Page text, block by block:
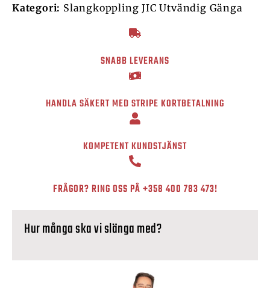
Kategori: Slangkoppling JIC Utvändig Gänga
SNABB LEVERANS
HANDLA SÄKERT MED STRIPE KORTBETALNING
KOMPETENT KUNDSTJÄNST
FRÅGOR? RING OSS PÅ+358 400 783 473!
Hur många ska vi slänga med?